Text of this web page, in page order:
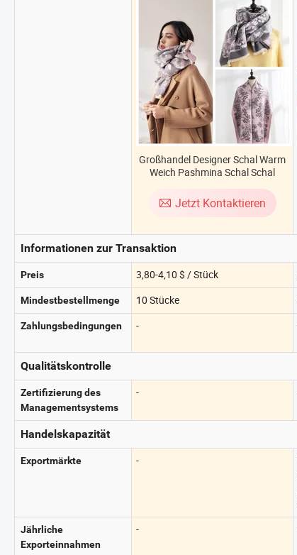
Großhandel Designer Schal Warm
Weich Pashmina Schal Schal
Fransen Kaschmir Schal für
Frauen
Jetzt Kontaktieren
Informationen zur Transaktion
Preis 3,80-4,10 $ / Stück
Mindestbestellmenge 10 Stücke
Zahlungsbedingungen -
Qualitätskontrolle
Zertifizierung des
Managementsystems
-
Handelskapazität
Exportmärkte -
Jährliche
Exporteinnahmen
-